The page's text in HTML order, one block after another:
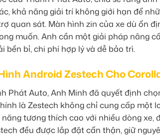
khả năng giải trí không giới hạn để
quan sát. Màn hình zin của xe dù ổn
muốn. Anh cần một giải pháp nâng
bền bỉ, chi phí hợp lý và dễ bảo trì.
Android Zestech Cho
Phát Auto, Anh Minh đã quyết định
là Zestech không chỉ cung cấp một
tương thích cao với nhiều dòng xe,
đều được lắp đặt cẩn thận, giữ